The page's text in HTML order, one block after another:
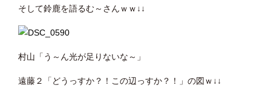
そして鈴鹿を語るむ～さんｗｗ↓↓
村山「う～ん光が足りないな～」
遠藤２「どうっすか？！この辺っすか？！」の図ｗ↓↓